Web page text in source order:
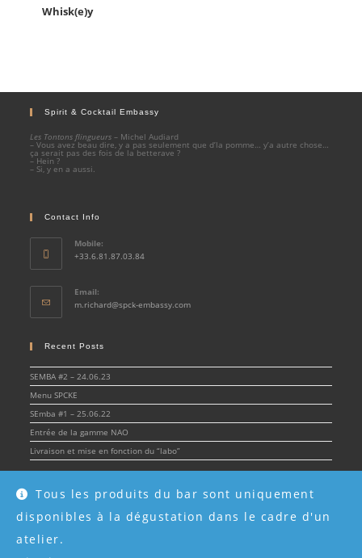
Tous les produits du bar sont uniquement
disponibles à la dégustation dans le cadre d'un
atelier.
Whisk(e)y
Spirit & Cocktail Embassy
Les Tontons flingueurs – Michel Audiard
– Vous avez beau dire, y a pas seulement que d’la pomme… y’a autre chose…
ça serait pas des fois de la betterave ?
– Hein ?
– Si, y en a aussi.
Contact Info
Mobile:
+33.6.81.87.03.84
Email:
m.richard@spck-embassy.comOpens
Recent Posts
SEMBA #2 – 24.06.23
Menu SPCKE
SEmba #1 – 25.06.22
Entrée de la gamme NAO
Livraison et mise en fonction du “labo”
© Spirit & Cocktail Embassy 2022 - SPCKE - SIRET 908 216 955 00017 -